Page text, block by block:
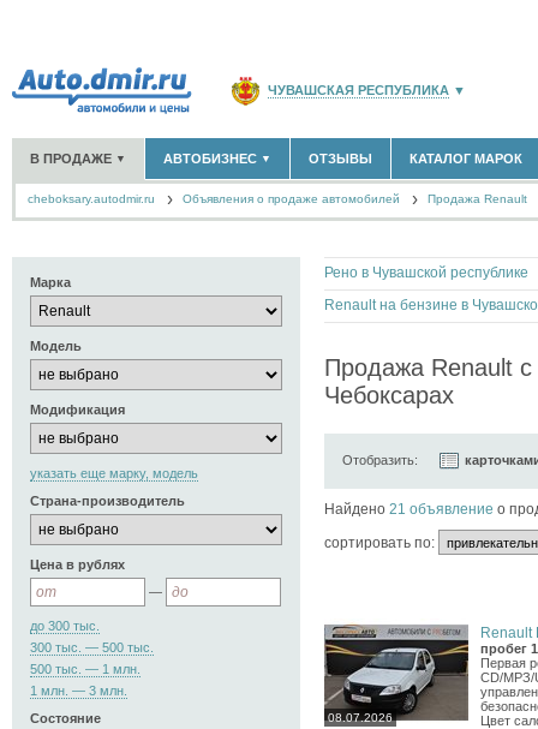
ЧУВАШСКАЯ РЕСПУБЛИКА ▼
МОСКВА И ОБЛАСТЬ(58180)
САНКТ-ПЕТЕРБУРГ И ОБЛАСТЬ (14298)
КРЫМ РЕСПУБЛИКА(412)
СЕВАСТОПОЛЬ (11)
В ПРОДАЖЕ ▼
НОВЫЕ АВТОМОБИЛИ(13)
АВТОБИЗНЕС ▼
ОФИЦИАЛЬНЫЕ ДИЛЕРЫ(6)
ТАКСИ(0)
ЗАПЧАСТИ(0)
ДОБАВИТЬ КОМПАНИЮ
СПЕЦИАЛИСТЫ(6)
ОТЗЫВЫ КАТАЛОГ МАРОК
cheboksary.autodmir.ru Объявления о продаже автомобилей Продажа Renault
Марка
Модель
Модификация
указать еще марку, модель
Страна-производитель
Цена в рублях
—
до 300 тыс.
300 тыс. — 500 тыс.
500 тыс. — 1 млн.
1 млн. — 3 млн.
Состояние
Рено в Чувашской республике
Продажа Renault с
Чебоксарах
Отобразить:
Найдено 21 объявление о
cортировать по:
08.07.2026
Renault
пробег
Первая
CD/МРЗ/
Цвет